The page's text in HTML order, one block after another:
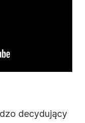
decydujący